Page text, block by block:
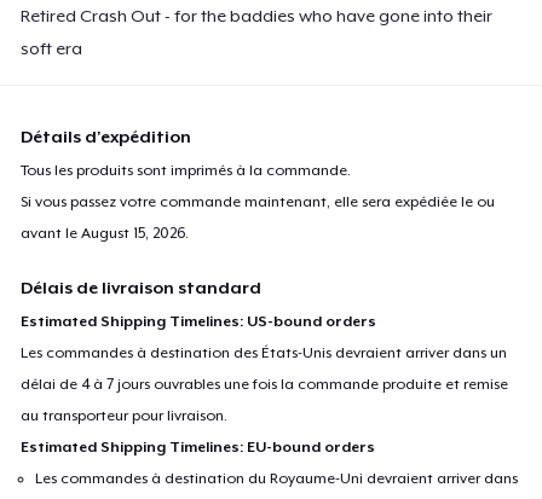
Retired Crash Out - for the baddies who have gone into their
soft era
Détails d'expédition
Tous les produits sont imprimés à la commande.
Si vous passez votre commande maintenant, elle sera expédiée le ou
avant leAugust 15, 2026.
Délais de livraison standard
Estimated Shipping Timelines: US-bound orders
Les commandes à destination des États-Unis devraient arriver dans un
délai de 4 à 7 jours ouvrables une fois la commande produite et remise
au transporteur pour livraison.
Estimated Shipping Timelines: EU-bound orders
Les commandes à destination du Royaume-Uni devraient arriver dans